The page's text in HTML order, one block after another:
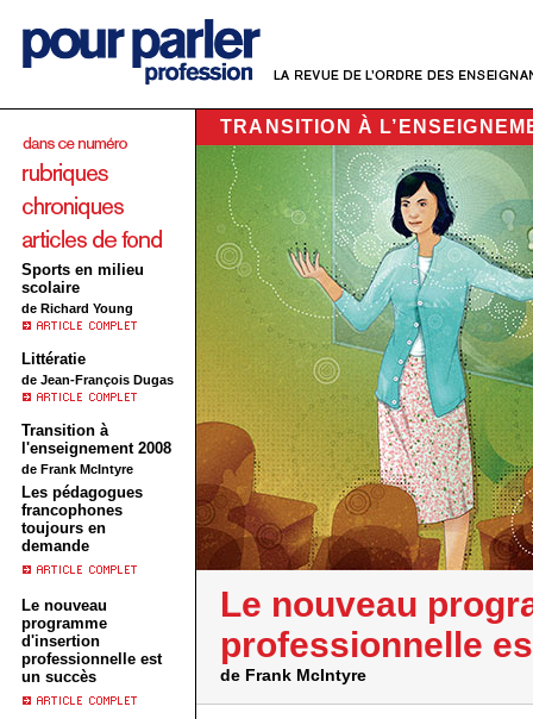
Sports en milieu
scolaire
de Richard Young
Littératie
de Jean-François Dugas
Transition à
l'enseignement 2008
de Frank McIntyre
Les pédagogues
francophones
toujours en
demande
Le nouveau
programme
d'insertion
professionnelle est
un succès
TRANSITION À
Le nouveau
professionnelle
de Frank McIntyre